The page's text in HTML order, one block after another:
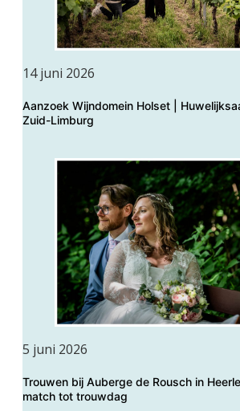
14 juni 2026
Aanzoek Wijndomein Holset |
Zuid-Limburg
5 juni 2026
Trouwen bij Auberge de Rousch in
match tot trouwdag